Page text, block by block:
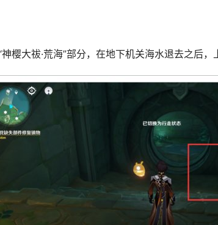
神樱大祓·荒海”部分，在地下机关海水退去之后